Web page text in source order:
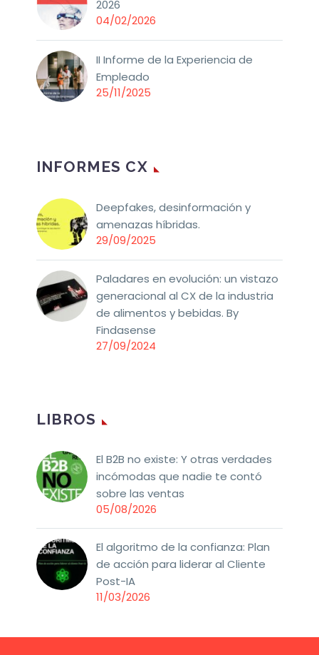
2026
04/02/2026
II Informe de la Experiencia de
Empleado
25/11/2025
INFORMES CX
Deepfakes, desinformación y
amenazas híbridas.
29/09/2025
Paladares en evolución: un vistazo
generacional al CX de la industria
de alimentos y bebidas. By
Findasense
27/09/2024
LIBROS
El B2B no existe: Y otras verdades
incómodas que nadie te contó
sobre las ventas
05/08/2026
El algoritmo de la confianza: Plan
de acción para liderar al Cliente
Post-IA
11/03/2026